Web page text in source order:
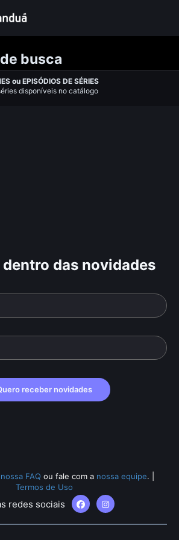
busca
ou EPISÓDIOS DE SÉRIES
disponíveis no catálogo
das novidades
receber novidades
FAQ ou fale com a nossa equipe.
Termos de Uso
redes sociais